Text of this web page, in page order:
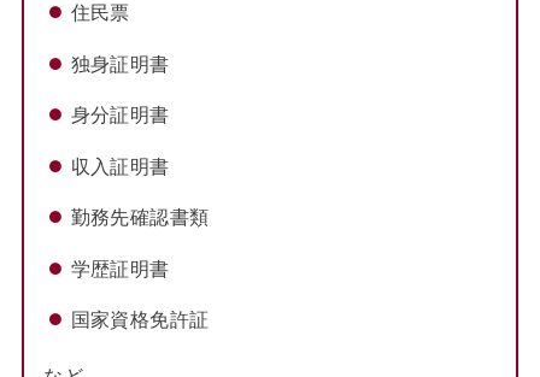
住民票
独身証明書
身分証明書
収入証明書
勤務先確認書類
学歴証明書
国家資格免許証